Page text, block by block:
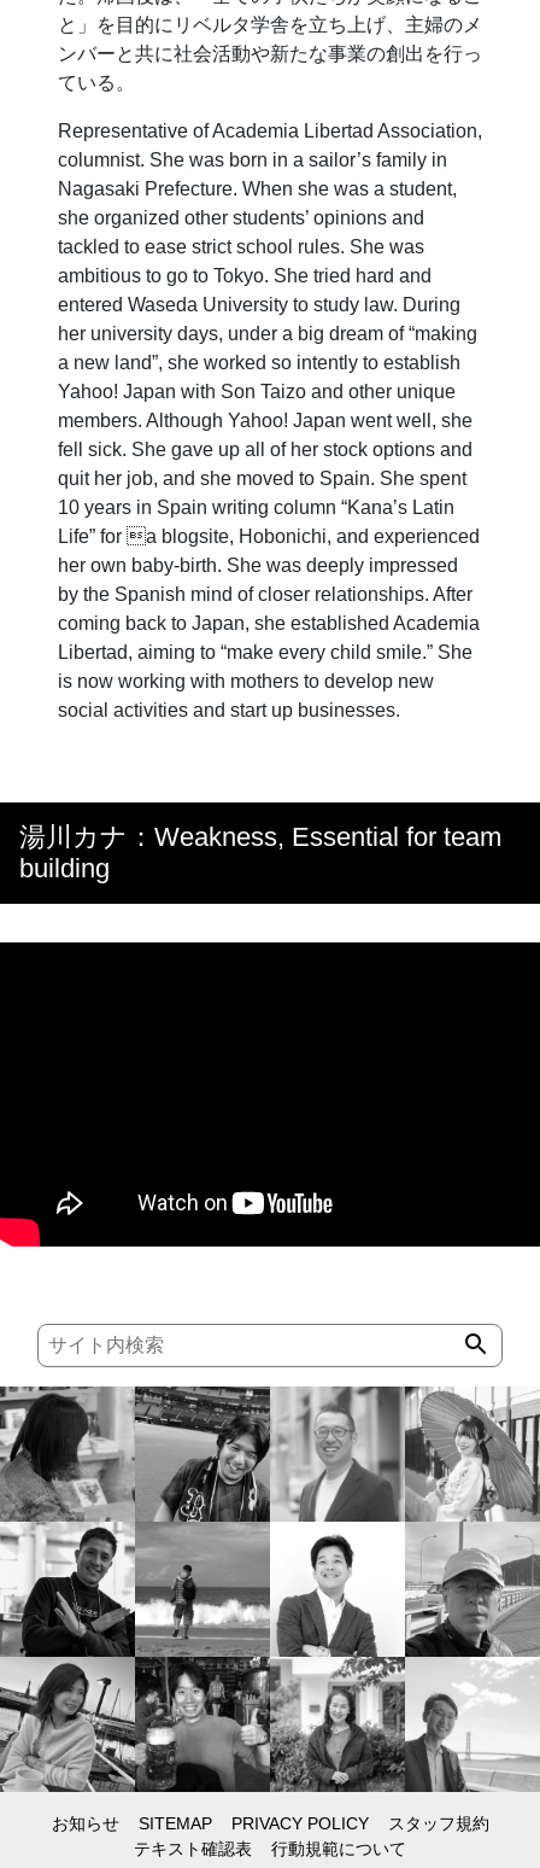
と」を目的にリベルタ学舎を立ち上げ、主婦のメ
ンバーと共に社会活動や新たな事業の創出を行っ
ている。
Representative of Academia Libertad Association,
columnist. She was born in a sailor’s family in
Nagasaki Prefecture. When she was a student,
she organized other students’ opinions and
tackled to ease strict school rules. She was
ambitious to go to Tokyo. She tried hard and
entered Waseda University to study law. During
her university days, under a big dream of “making
a new land”, she worked so intently to establish
Yahoo! Japan with Son Taizo and other unique
members. Although Yahoo! Japan went well, she
fell sick. She gave up all of her stock options and
quit her job, and she moved to Spain. She spent
10 years in Spain writing column “Kana’s Latin
Life” for a blogsite, Hobonichi, and experienced
her own baby-birth. She was deeply impressed
by the Spanish mind of closer relationships. After
coming back to Japan, she established Academia
Libertad, aiming to “make every child smile.” She
is now working with mothers to develop new
social activities and start up businesses.
湯川カナ：Weakness, Essential for team
building
お知らせ SITEMAP PRIVACY POLICY
スタッフ規約
テキスト確認表
行動規範について